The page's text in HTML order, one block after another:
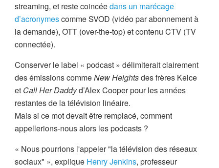
streaming, et reste coincéedans un marécage
d’acronymescomme SVOD (vidéo par abonnement à
la demande), OTT (over-the-top) et contenu CTV (TV
connectée).
Conserver le label « podcast » délimiterait clairement
des émissions commeNew Heightsdes frères Kelce
et Call Her Daddyd’Alex Cooper pour les années
restantes de la télévision linéaire.
Mais si ce mot devait être remplacé, comment
appellerions-nous alors les podcasts ?
« Nous pourrions l'appeler "la télévision des réseaux
sociaux" », explique Henry Jenkins, professeur